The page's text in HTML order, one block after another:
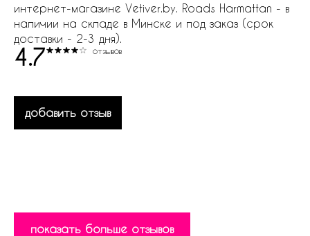
интернет-магазине Vetiver.by. Roads Harmattan - в
наличии на складе в Минске и под заказ (срок
доставки - 2-3 дня).
4.7 отзывов
добавить отзыв
показать больше отзывов